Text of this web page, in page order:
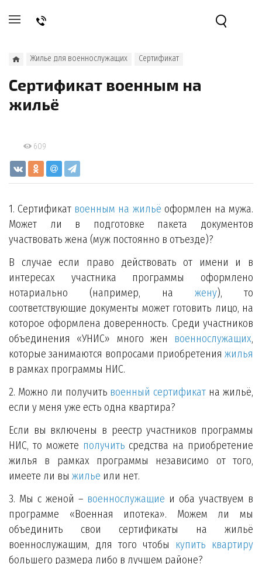
Жилье для военнослужащих Сертификат
Сертификат военным на
жильё
609
1. Сертификат военным на жильё оформлен на мужа.
Может ли в подготовке пакета документов
участвовать жена (муж постоянно в отъезде)?
В случае если право действовать от имени и в
интересах участника программы оформлено
нотариально (например, на жену), то
соответствующие документы может готовить лицо, на
которое оформлена доверенность. Среди участников
объединения «УНИС» много жен военнослужащих,
которые занимаются вопросами приобретения жилья
в рамках программы НИС.
2. Можно ли получить военный сертификат на жильё,
если у меня уже есть одна квартира?
Если вы включены в реестр участников программы
НИС, то можете получить средства на приобретение
жилья в рамках программы независимо от того,
имеете ли вы жилье или нет.
3. Мы с женой – военнослужащие и оба участвуем в
программе «Военная ипотека». Можем ли мы
объединить свои сертификаты на жильё
военнослужащим, для того чтобы купить квартиру
большего размера либо в лучшем районе?